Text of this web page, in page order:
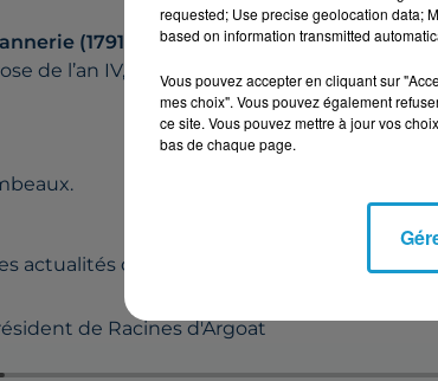
(1791)
de l’an IV, l'abbaye, transformée alors en
actualités du spectacle sur Facebook
de Racines d'Argoat
requested; Use precise geolocation data;
based on information transmitted
Vous pouvez accepter en cliquant sur
mes choix". Vous pouvez également
ce site. Vous pouvez mettre à jour vos
bas de chaque page.